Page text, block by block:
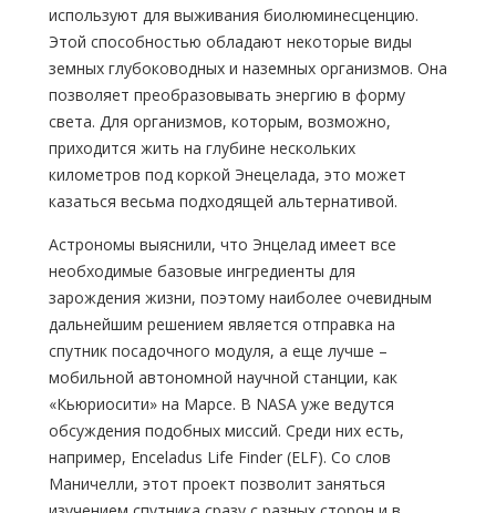
используют для выживания биолюминесценцию.
Этой способностью обладают некоторые виды
земных глубоководных и наземных организмов. Она
позволяет преобразовывать энергию в форму
света. Для организмов, которым, возможно,
приходится жить на глубине нескольких
километров под коркой Энецелада, это может
казаться весьма подходящей альтернативой.
Астрономы выяснили, что Энцелад имеет все
необходимые базовые ингредиенты для
зарождения жизни, поэтому наиболее очевидным
дальнейшим решением является отправка на
спутник посадочного модуля, а еще лучше –
мобильной автономной научной станции, как
«Кьюриосити» на Марсе. В NASA уже ведутся
обсуждения подобных миссий. Среди них есть,
например, Enceladus Life Finder (ELF). Со слов
Маничелли, этот проект позволит заняться